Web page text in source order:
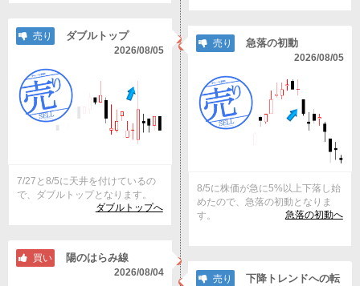
売り ダブルトップ
2026/08/05
7/27と8/5に天井を付けているの
で、ダブルトップとなります。
ダブルトップへ
売り 急落の初動
2026/08/05
8/5に株価が急に5%以上下落し始
めたので、急落の初動となりま
す。
急落の初動へ
買い 陽のはらみ線
2026/08/04
売り
下降トレンドへの転